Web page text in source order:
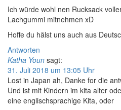
Ich würde wohl nen Rucksack
Lachgummi mitnehmen xD
Hoffe du hälst uns auch aus
Antworten
Katha Youn sagt:
31. Juli 2018 um 13:05 Uhr
Lost in Japan ah, Danke for die
Und ist mit Kindern im kita alter
eine englischsprachige Kita, oder